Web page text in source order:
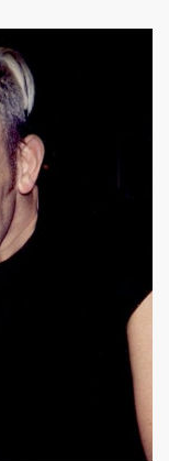
octobre 2024 a
(guitariste
a la
danger de
2024 + le 5 juin
dans
Brochery et
(paru en 1997)